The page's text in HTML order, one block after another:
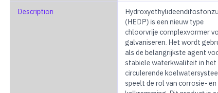
Description
(HEDP) is een nieuw type
chloorvrije complexvormer
galvaniseren. Het wordt
als de belangrijkste agent
stabiele waterkwaliteit in het
circulerende
speelt de rol van corrosie- en